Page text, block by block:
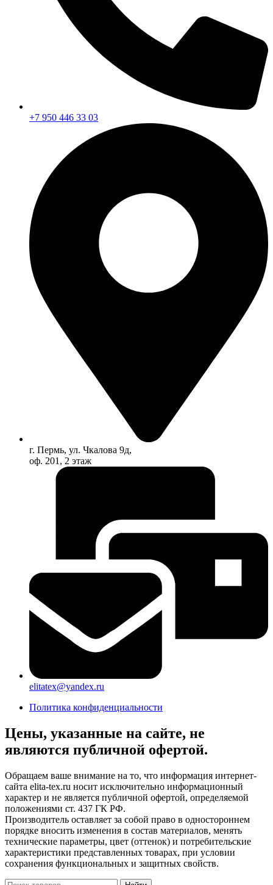
+7 950 446 33 03
г. Пермь, ул. Чкалова 9д,
оф. 201, 2 этаж
elitatex@yandex.ru
Политика конфиденциальности
Цены, указанные на сайте, не
являются публичной офертой.
Обращаем ваше внимание на то, что информация интернет-
сайта elita-tex.ru носит исключительно информационный
характер и не является публичной офертой, определяемой
положениями ст. 437 ГК РФ.
Производитель оставляет за собой право в одностороннем
порядке вносить изменения в состав материалов, менять
технические параметры, цвет (оттенок) и потребительские
характеристики представленных товарах, при условии
сохранения функциональных и защитных свойств.